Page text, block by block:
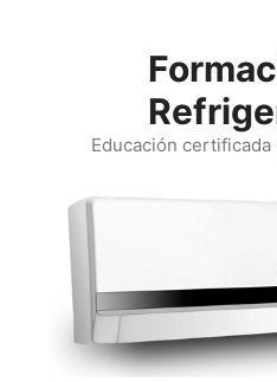
Educación certificada